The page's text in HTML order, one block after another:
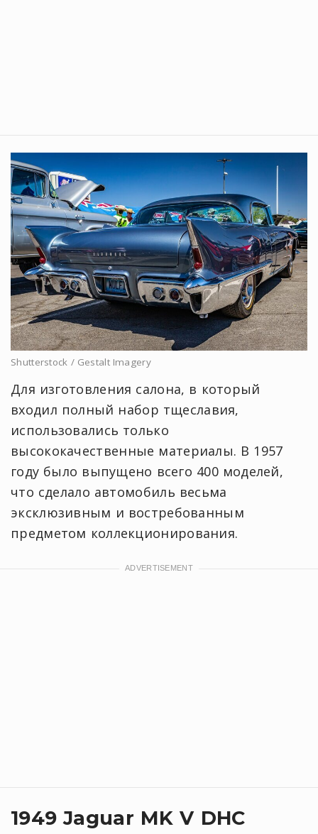
Shutterstock / Gestalt Imagery
Для изготовления салона, в который
входил полный набор тщеславия,
использовались только
высококачественные материалы. В 1957
году было выпущено всего 400 моделей,
что сделало автомобиль весьма
эксклюзивным и востребованным
предметом коллекционирования.
1949 Jaguar MK V DHC